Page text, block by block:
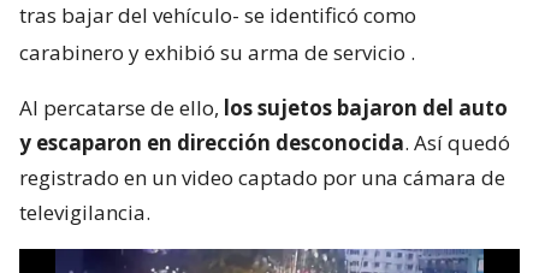
tras bajar del vehículo- se identificó como
carabinero y exhibió su arma de servicio .
Al percatarse de ello, los sujetos bajaron del auto
y escaparon en dirección desconocida. Así quedó
registrado en un video captado por una cámara de
televigilancia.